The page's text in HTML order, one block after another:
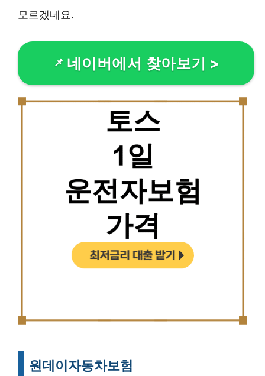
모르겠네요.
네이버에서 찾아보기 >
원데이자동차보험